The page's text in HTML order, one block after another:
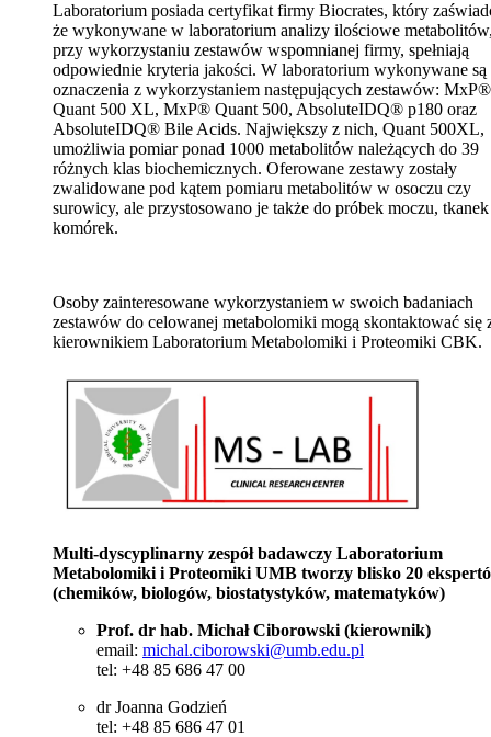
Laboratorium posiada certyfikat firmy Biocrates, który
że wykonywane w laboratorium analizy ilościowe
przy wykorzystaniu zestawów wspomnianej firmy, spełniają
odpowiednie kryteria jakości. W laboratorium wykonywane są
oznaczenia z wykorzystaniem następujących zestawów: MxP®
Quant 500 XL, MxP® Quant 500, AbsoluteIDQ® p180 oraz
AbsoluteIDQ® Bile Acids. Największy z nich, Quant 500XL,
umożliwia pomiar ponad 1000 metabolitów należących do 39
różnych klas biochemicznych. Oferowane zestawy zostały
zwalidowane pod kątem pomiaru metabolitów w osoczu czy
surowicy, ale przystosowano je także do próbek moczu,
komórek.
Osoby zainteresowane wykorzystaniem w swoich badaniach
zestawów do celowanej metabolomiki mogą skontaktować się
kierownikiem Laboratorium Metabolomiki i Proteomiki CBK.
Multi-dyscyplinarny zespół badawczy Laboratorium
Metabolomiki i Proteomiki UMB tworzy blisko 20
(chemików, biologów, biostatystyków, matematyków)
Prof. dr hab. Michał Ciborowski (kierownik)
email: michal.ciborowski@umb.edu.pl
tel: +48 85 686 47 00
dr Joanna Godzień
tel: +48 85 686 47 01